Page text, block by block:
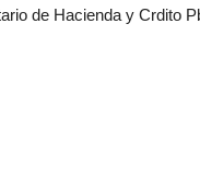
de Hacienda y Crdito